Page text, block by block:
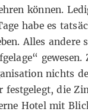
können.
habe es
Alles andere
gewesen.
nichts
festgelegt, die
Hotel mit